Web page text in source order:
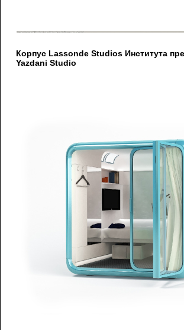
Корпус Lassonde Studios Института
Yazdani Studio